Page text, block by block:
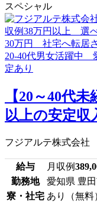
スペシャル
【20～40代
以上の安定収
フジアルテ株式会社
給与 月収例
勤務地
愛知県 豊
寮・社宅 あり（無料